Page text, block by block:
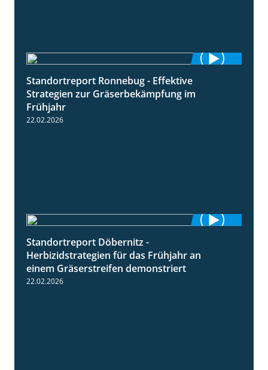
Standortreport Ronnebug - Effektive
Strategien zur Gräserbekämpfung im
Frühjahr
22.02.2026
Standortreport Döbernitz -
Herbizidstrategien für das Frühjahr an
einem Gräserstreifen demonstriert
22.02.2026